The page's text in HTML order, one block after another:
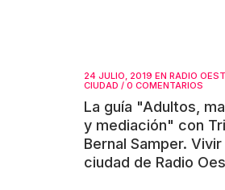
24 JULIO, 2019 EN RADIO
CIUDAD / 0 COMENTARIOS
La guía "Adultos,
y mediación" con
Bernal Samper. Vivir
ciudad de Radio